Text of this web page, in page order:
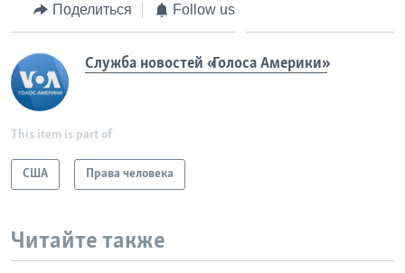
Поделиться Follow us
Служба новостей «Голоса Америки»
This item is part of
США Права человека
Читайте также